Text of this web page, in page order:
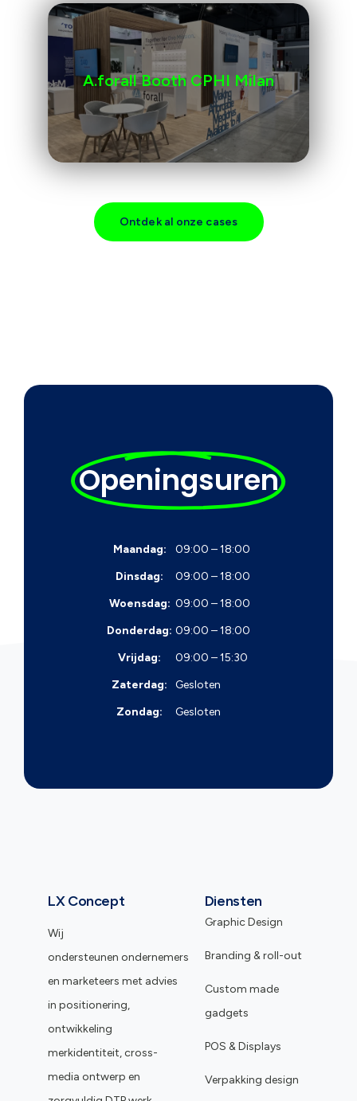
A.forall Booth CPHI Milan
Ontdek al onze cases
Openingsuren
Maandag:
09:00 – 18:00
Dinsdag:
09:00 – 18:00
Woensdag: 09:00 – 18:00
Donderdag: 09:00 – 18:00
Vrijdag:
09:00 – 15:30
Zaterdag:
Gesloten
Zondag:
Gesloten
LX Concept
Wij
ondersteunen ondernemers
en marketeers met advies
in positionering,
ontwikkeling
merkidentiteit, cross-
media ontwerp en
Diensten
Graphic Design
Branding & roll-out
Custom made
gadgets
POS & Displays
Verpakking design